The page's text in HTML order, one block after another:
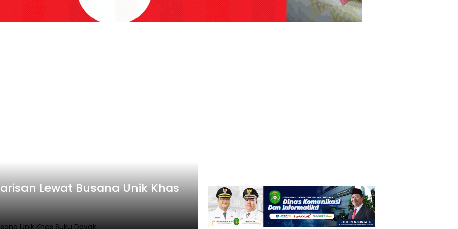
Lewat Busana Unik Khas